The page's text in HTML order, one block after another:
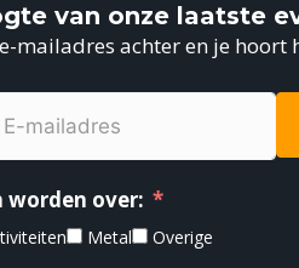
van onze laatste
mailadres achter en je hoort
worden over:
Metal Overige